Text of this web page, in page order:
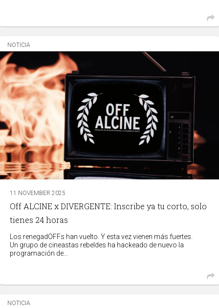
NOTICIA
11 NOVEMBER 2025
Off ALCINE x DIVERGENTE: Inscribe ya tu corto, solo
tienes 24 horas
Los renegadOFFs han vuelto. Y esta vez vienen más fuertes.
Un grupo de cineastas rebeldes ha hackeado de nuevo la
programación de...
NOTICIA